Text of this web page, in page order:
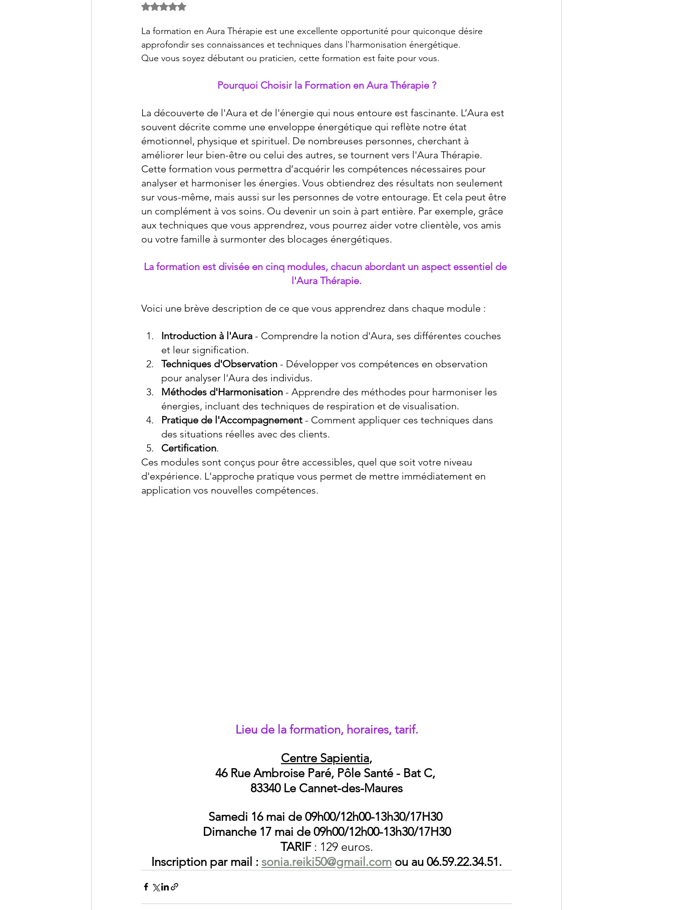
Noté NaN étoiles sur 5.
La formation en Aura Thérapie est une excellente opportunité pour quiconque désire
approfondir ses connaissances et techniques dans l'harmonisation énergétique.
Que vous soyez débutant ou praticien, cette formation est faite pour vous.
Pourquoi Choisir la Formation en Aura Thérapie ?
La découverte de l'Aura et de l'énergie qui nous entoure est fascinante. L’Aura est
souvent décrite comme une enveloppe énergétique qui reflète notre état
émotionnel, physique et spirituel. De nombreuses personnes, cherchant à
améliorer leur bien-être ou celui des autres, se tournent vers l'Aura Thérapie.
Cette formation vous permettra d’acquérir les compétences nécessaires pour
analyser et harmoniser les énergies. Vous obtiendrez des résultats non seulement
sur vous-même, mais aussi sur les personnes de votre entourage. Et cela peut être
un complément à vos soins. Ou devenir un soin à part entière. Par exemple, grâce
aux techniques que vous apprendrez, vous pourrez aider votre clientèle, vos amis
ou votre famille à surmonter des blocages énergétiques.
La formation est divisée en cinq modules, chacun abordant un aspect essentiel de
l'Aura Thérapie.
Voici une brève description de ce que vous apprendrez dans chaque module :
Introduction à l'Aura - Comprendre la notion d'Aura, ses différentes couches
et leur signification.
Techniques d'Observation - Développer vos compétences en observation
pour analyser l'Aura des individus.
Méthodes d'Harmonisation - Apprendre des méthodes pour harmoniser les
énergies, incluant des techniques de respiration et de visualisation.
Pratique de l'Accompagnement - Comment appliquer ces techniques dans
des situations réelles avec des clients.
Certification.
Ces modules sont conçus pour être accessibles, quel que soit votre niveau
d'expérience. L'approche pratique vous permet de mettre immédiatement en
application vos nouvelles compétences.
Lieu de la formation, horaires, tarif.
Centre Sapientia,
46 Rue Ambroise Paré, Pôle Santé - Bat C,
83340 Le Cannet-des-Maures
Samedi 16 mai de 09h00/12h00-13h30/17H30
Dimanche 17 mai de 09h00/12h00-13h30/17H30
TARIF : 129 euros.
Inscription par mail : sonia.reiki50@gmail.com ou au 06.59.22.34.51.